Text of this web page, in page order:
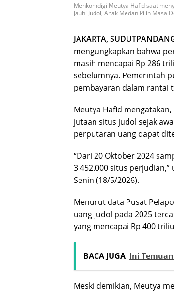
Menkomdigi Meutya Hafid saat
Jauhi Judol, Anak Medan Pilih Masa
JAKARTA,
mengungkapkan bahwa
masih mencapai Rp 286
sebelumnya. Pemerintah
pembayaran dalam rantai
Meutya Hafid
jutaan situs judol sejak
perputaran uang dapat
“Dari 20 Oktober 2024
3.452.000 situs perjudian,”
Senin (18/5/2026).
Menurut data Pusat
uang judol pada 2025
yang mencapai Rp 400
BACA JUGA Ini
Meski demikian, Meutya